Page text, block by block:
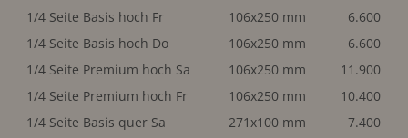
1/4 Seite Basis hoch Fr
106x250 mm
6.600
1/4 Seite Basis hoch Do
106x250 mm
6.600
1/4 Seite Premium hoch Sa
106x250 mm
11.900
1/4 Seite Premium hoch Fr
106x250 mm
10.400
1/4 Seite Basis quer Sa
271x100 mm
7.400